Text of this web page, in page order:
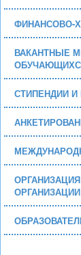
ФИНАНСОВО-
ВАКАНТНЫЕ
СТИПЕНДИИ
ОРГАНИЗАЦИИ